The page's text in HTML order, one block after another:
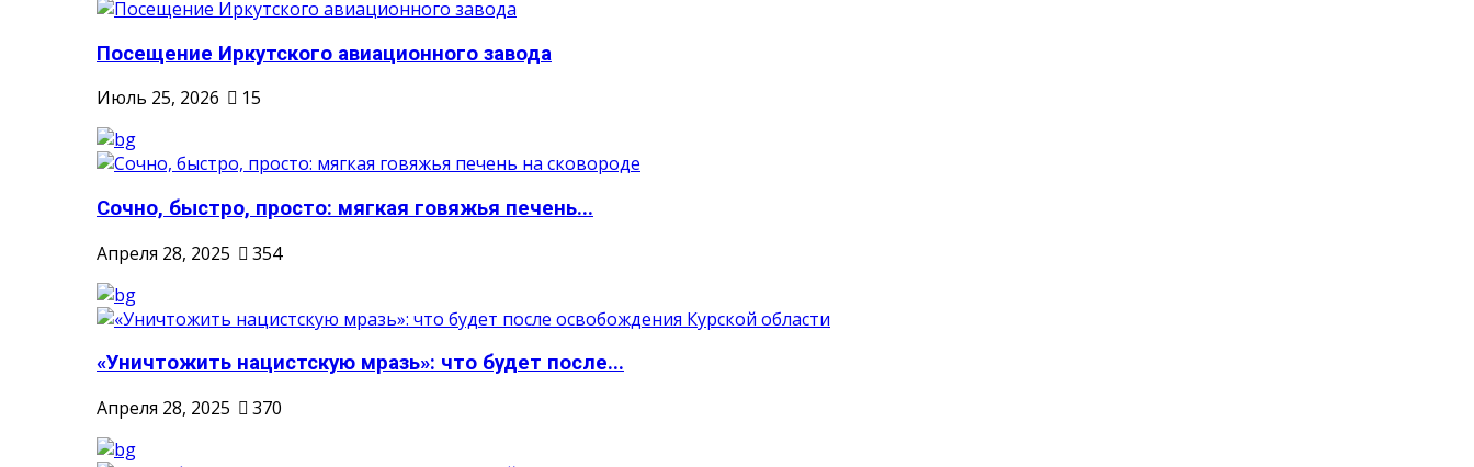
Посещение Иркутского авиационного завода
Июль 25, 2026
15
Сочно, быстро, просто: мягкая говяжья печень...
Апреля 28, 2025
354
«Уничтожить нацистскую мразь»: что будет после...
Апреля 28, 2025
370